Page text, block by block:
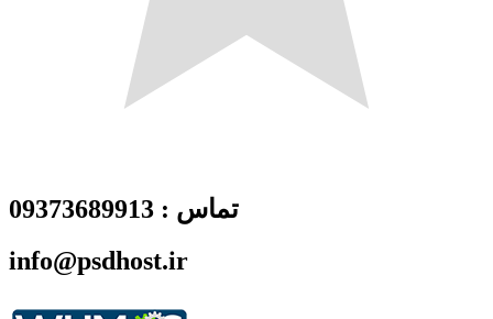
تماس : 09373689913
info@psdhost.ir